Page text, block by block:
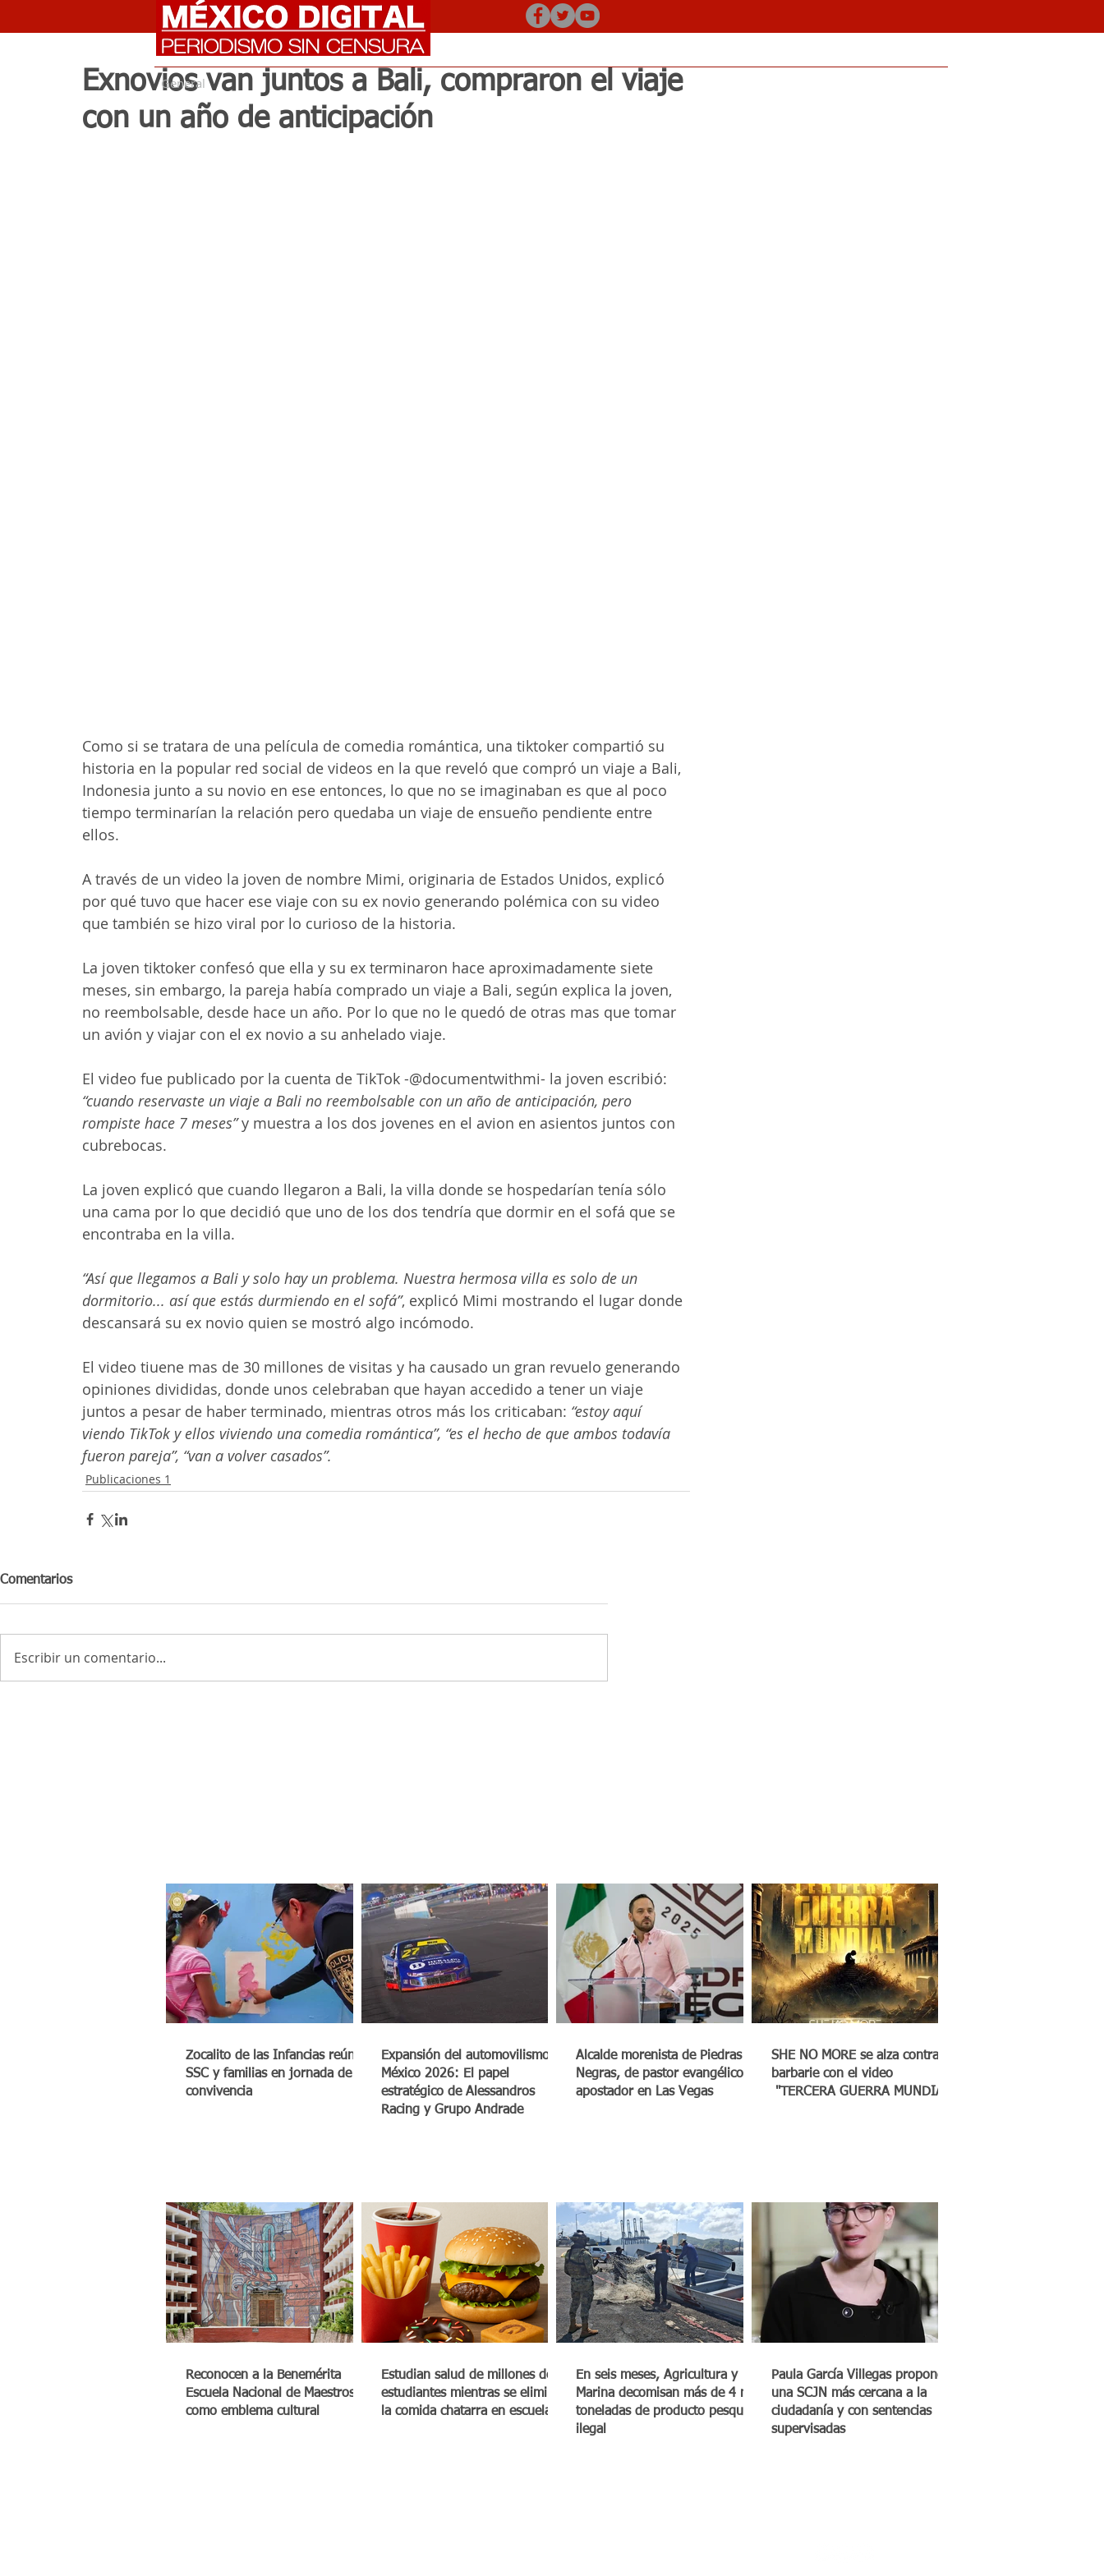
General
Exnovios van juntos a Bali, compraron el viaje
con un año de anticipación
Como si se tratara de una película de comedia romántica, una tiktoker compartió su
historia en la popular red social de videos en la que reveló que compró un viaje a Bali,
Indonesia junto a su novio en ese entonces, lo que no se imaginaban es que al poco
tiempo terminarían la relación pero quedaba un viaje de ensueño pendiente entre
ellos.
A través de un video la joven de nombre Mimi, originaria de Estados Unidos, explicó
por qué tuvo que hacer ese viaje con su ex novio generando polémica con su video
que también se hizo viral por lo curioso de la historia.
La joven tiktoker confesó que ella y su ex terminaron hace aproximadamente siete
meses, sin embargo, la pareja había comprado un viaje a Bali, según explica la joven,
no reembolsable, desde hace un año. Por lo que no le quedó de otras mas que tomar
un avión y viajar con el ex novio a su anhelado viaje.
El video fue publicado por la cuenta de TikTok -@documentwithmi- la joven escribió:
“cuando reservaste un viaje a Bali no reembolsable con un año de anticipación, pero
rompiste hace 7 meses” y muestra a los dos jovenes en el avion en asientos juntos con
cubrebocas.
La joven explicó que cuando llegaron a Bali, la villa donde se hospedarían tenía sólo
una cama por lo que decidió que uno de los dos tendría que dormir en el sofá que se
encontraba en la villa.
“Así que llegamos a Bali y solo hay un problema. Nuestra hermosa villa es solo de un
dormitorio... así que estás durmiendo en el sofá”, explicó Mimi mostrando el lugar donde
descansará su ex novio quien se mostró algo incómodo.
El video tiuene mas de 30 millones de visitas y ha causado un gran revuelo generando
opiniones divididas, donde unos celebraban que hayan accedido a tener un viaje
juntos a pesar de haber terminado, mientras otros más los criticaban: “estoy aquí
viendo TikTok y ellos viviendo una comedia romántica”, “es el hecho de que ambos todavía
fueron pareja”, “van a volver casados”.
Publicaciones 1
Comentarios
Escribir un comentario...
Zocalito de las Infancias reúne a
SSC y familias en jornada de
convivencia
Expansión del automovilismo en
México 2026: El papel
estratégico de Alessandros
Racing y Grupo Andrade
Alcalde morenista de Piedras
Negras, de pastor evangélico a
apostador en Las Vegas
SHE NO MORE se alza contra la
barbarie con el video
"TERCERA GUERRA MUNDIAL"
Reconocen a la Benemérita
Escuela Nacional de Maestros
como emblema cultural
Estudian salud de millones de
estudiantes mientras se elimina
la comida chatarra en escuelas
En seis meses, Agricultura y
Marina decomisan más de 4 mil
toneladas de producto pesquero
ilegal
Paula García Villegas propone
una SCJN más cercana a la
ciudadanía y con sentencias
supervisadas